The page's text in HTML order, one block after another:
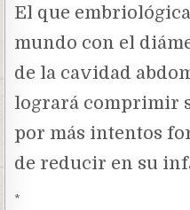
El que
mundo con el
de la cavidad
logrará comprimir
por más intentos
de reducir en su
*